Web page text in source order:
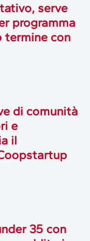
serve
programma
termine con
di comunità
e
il
35 con